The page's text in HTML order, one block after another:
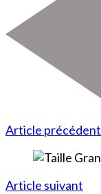
Article précédent
Article suivant